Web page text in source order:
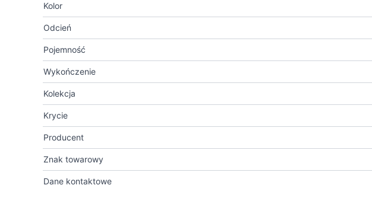
Kolor
Odcień
Pojemność
Wykończenie
Kolekcja
Krycie
Producent
Znak towarowy
Dane kontaktowe